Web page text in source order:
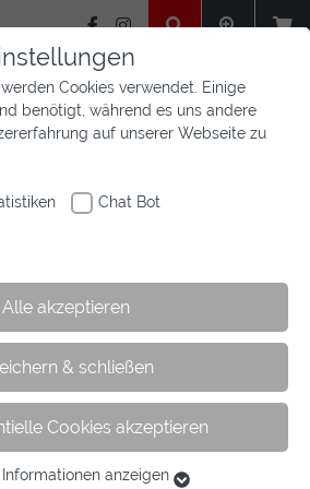
Aktuelles Newsfeed
AKTUELLES
Newsfeed
Cookies verwendet. Einige
benötigt, während es uns andere
auf unserer Webseite zu
Chat Bot
Alle akzeptieren
& schließen
Cookies akzeptieren
anzeigen